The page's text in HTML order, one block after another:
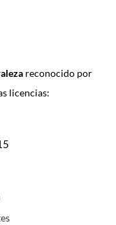
reconocido por
licencias: